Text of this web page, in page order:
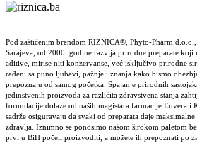
Pod zaštićenim brendom RIZNICA®, Phyto-Pharm
Sarajeva, od 2000. godine razvija prirodne preparate koji
aditive, mirise niti konzervanse, već isključivo prirodne
rađeni sa puno ljubavi, pažnje i znanja kako bismo
prepoznaju od samog početka. Spajanje prirodnih
jedinstvenih proizvoda za različita zdravstvena stanja
formulacije dolaze od naših magistara farmacije Envera i
sadrže osiguravaju da svaki od preparata daje
zdravlja. Iznimno se ponosimo našom širokom paletom
prvi u BiH počeli proizvoditi, a možete ih prepoznati po